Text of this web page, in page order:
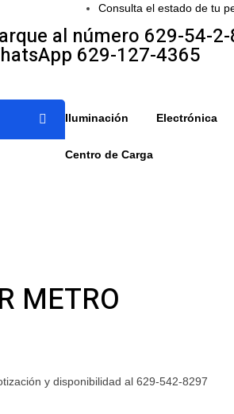
Consulta el estado de tu
al número 629-54-
629-127-4365
Iluminación Electrónica
Centro de Carga
METRO
y disponibilidad al 629-542-8297